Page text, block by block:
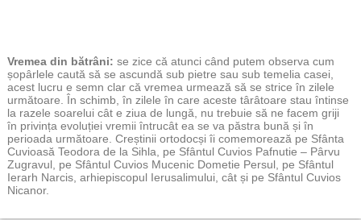
Vremea din bătrâni: se zice că atunci când putem observa cum
șopârlele caută să se ascundă sub pietre sau sub temelia casei,
acest lucru e semn clar că vremea urmează să se strice în zilele
următoare. În schimb, în zilele în care aceste târâtoare stau întinse
la razele soarelui cât e ziua de lungă, nu trebuie să ne facem griji
în privința evoluției vremii întrucât ea se va păstra bună și în
perioada următoare. Creștinii ortodocși îi comemorează pe Sfânta
Cuvioasă Teodora de la Sihla, pe Sfântul Cuvios Pafnutie – Pârvu
Zugravul, pe Sfântul Cuvios Mucenic Dometie Persul, pe Sfântul
Ierarh Narcis, arhiepiscopul Ierusalimului, cât și pe Sfântul Cuvios
Nicanor.